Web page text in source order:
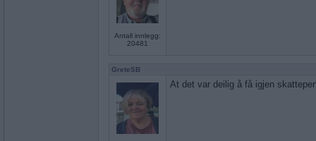
Antall innlegg:
20481
GreteSB
At det var deilig å få igjen